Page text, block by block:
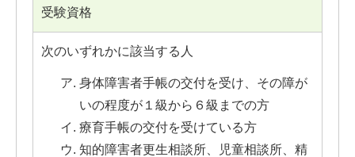
受験資格
次のいずれかに該当する人
身体障害者手帳の交付を受け、その障が
いの程度が１級から６級までの方
療育手帳の交付を受けている方
知的障害者更生相談所、児童相談所、精